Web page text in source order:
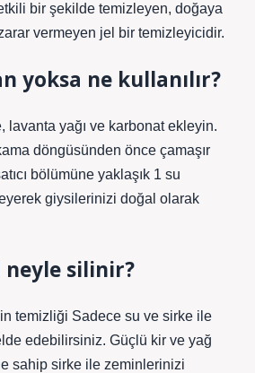
etkili bir şekilde temizleyen, doğaya
vermeyen jel bir temizleyicidir.
yoksa ne kullanılır?
lavanta yağı ve karbonat ekleyin.
döngüsünden önce çamaşır
bölümüne yaklaşık 1 su
giysilerinizi doğal olarak
neyle silinir?
temizliği Sadece su ve sirke ile
edebilirsiniz. Güçlü kir ve yağ
sahip sirke ile zeminlerinizi